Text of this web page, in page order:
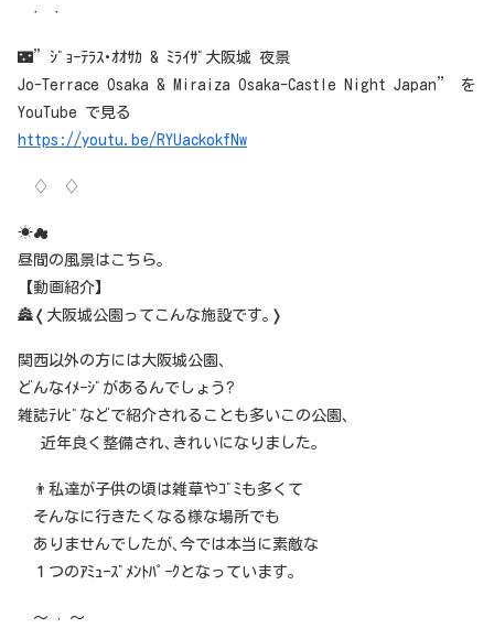
· ·
🌃”ｼﾞｮｰﾃﾗｽ･ｵｵｻｶ & ﾐﾗｲｻﾞ大阪城 夜景
Jo-Terrace Osaka & Miraiza Osaka-Castle Night Japan” を
YouTube で見る
https://youtu.be/RYUackokfNw
♢ ♢
☀☁
昼間の風景はこちら｡
【動画紹介】
🏯❬大阪城公園ってこんな施設です｡❭
関西以外の方には大阪城公園､
どんなｲﾒｰｼﾞがあるんでしょう?
雑誌ﾃﾚﾋﾞなどで紹介されることも多いこの公園､
近年良く整備され､きれいになりました｡
👨私達が子供の頃は雑草やｺﾞﾐも多くて
そんなに行きたくなる様な場所でも
ありませんでしたが､今では本当に素敵な
１つのｱﾐｭｰｽﾞﾒﾝﾄﾊﾟｰｸとなっています｡
～ · ～